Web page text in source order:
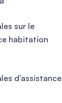
sur le
habitation
d’assistance